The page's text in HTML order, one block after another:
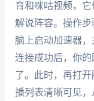
育和咪咕视频，
解说阵容。操作
脑上启动加速器，
连接成功后，你
了。此时，再打
播列表清晰可见